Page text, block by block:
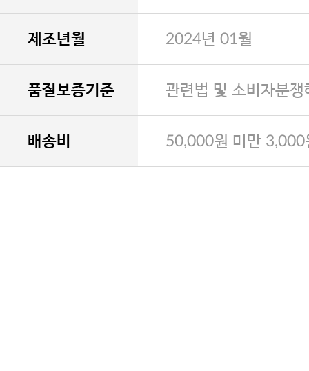
제조년월 2024년 01월
품질보증기준 관련법 및 소비자분
배송비 50,000원 미만 3,000